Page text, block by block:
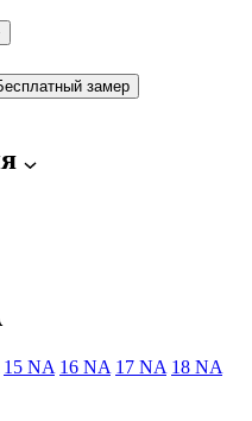
замер
15 NA 16 NA 17 NA 18 NA